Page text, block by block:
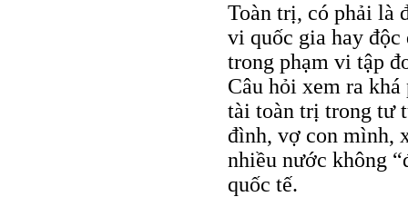
Toàn trị, có phải là
vi quốc gia hay
trong phạm vi tập
Câu hỏi xem ra
tài toàn trị trong tư
đình, vợ con mình,
nhiều nước không
quốc tế.